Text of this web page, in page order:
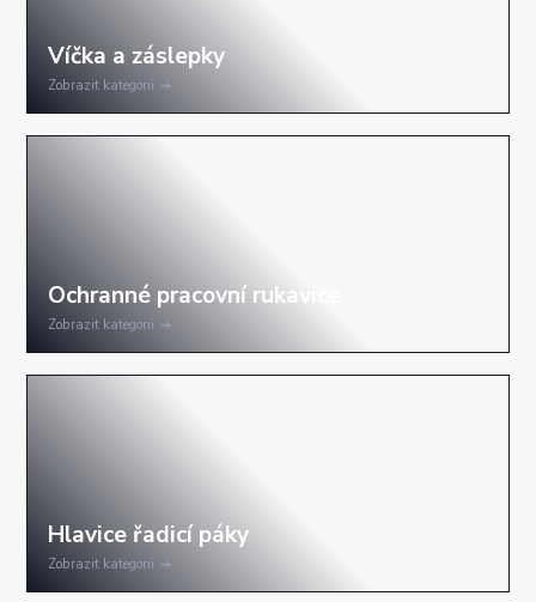
Zobrazit kategorii
Zobrazit kategorii
Zobrazit kategorii